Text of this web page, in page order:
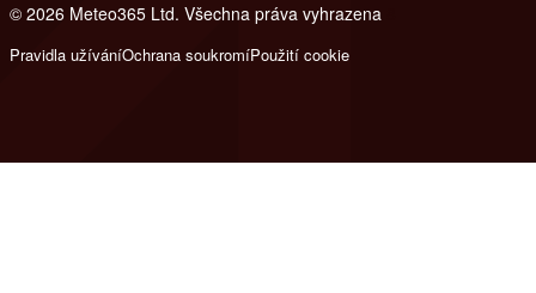
© 2026 Meteo365 Ltd. Všechna práva vyhrazena
Pravidla užíváníOchrana soukromíPoužití cookie